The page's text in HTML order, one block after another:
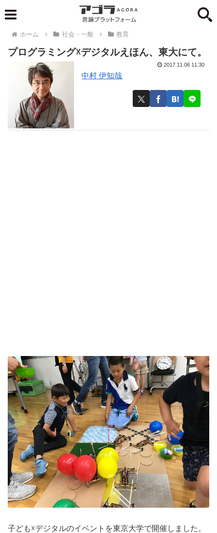
ホーム 社会・一般 教育
プログラミング☓デジタルえほん、東大にて。
中村 伊知哉
2017.11.06 11:30
子ども☓デジタルのイベントを東京大学で開催しました。